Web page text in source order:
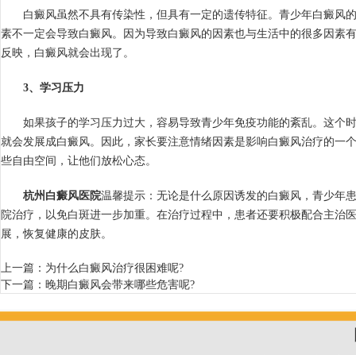
白癜风虽然不具有传染性，但具有一定的遗传特征。青少年白癜风
素不一定会导致白癜风。因为导致白癜风的因素也与生活中的很多因素
反映，白癜风就会出现了。
3、学习压力
如果孩子的学习压力过大，容易导致青少年免疫功能的紊乱。这个
就会发展成白癜风。因此，家长要注意情绪因素是影响白癜风治疗的一
些自由空间，让他们放松心态。
杭州白癜风医院温馨提示：无论是什么原因诱发的白癜风，青少年
院治疗，以免白斑进一步加重。在治疗过程中，患者还要积极配合主治
展，恢复健康的皮肤。
上一篇： 为什么白癜风治疗很困难呢?
下一篇： 晚期白癜风会带来哪些危害呢?